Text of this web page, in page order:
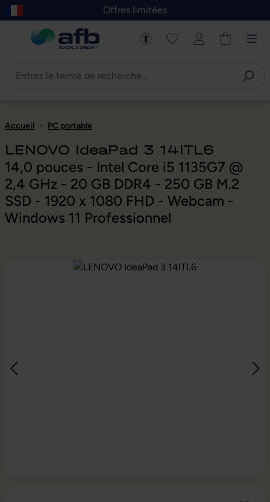
au contenu principal
Skip to B2B platform navigation
Offres limitées
Accueil - PC portable
LENOVO IdeaPad 3 14ITL6
14,0 pouces - Intel Core i5 1135G7 @
2,4 GHz - 20 GB DDR4 - 250 GB M.2
SSD - 1920 x 1080 FHD - Webcam -
Windows 11 Professionnel
Ignorer la galerie d'images